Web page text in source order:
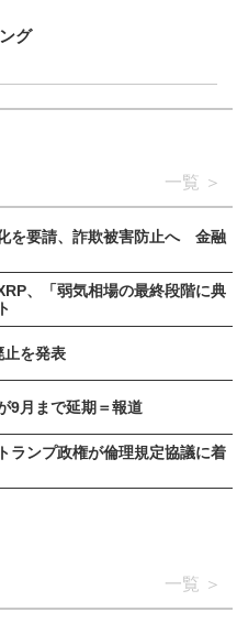
グ
一覧
を要請、詐欺被害防止へ 金融
、「弱気相場の最終段階に典
止を発表
9月まで延期＝報道
ランプ政権が倫理規定協議に着
一覧